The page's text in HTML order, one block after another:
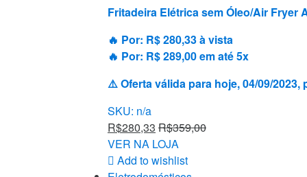
Fritadeira Elétrica sem Óleo/Air Fryer
🔥 Por: R$ 280,33 à vista
🔥 Por: R$ 289,00 em até 5x
⚠️ Oferta válida para hoje, 04/09/
SKU: n/a
R$280,33 R$359,00
VER NA LOJA
Add to wishlist